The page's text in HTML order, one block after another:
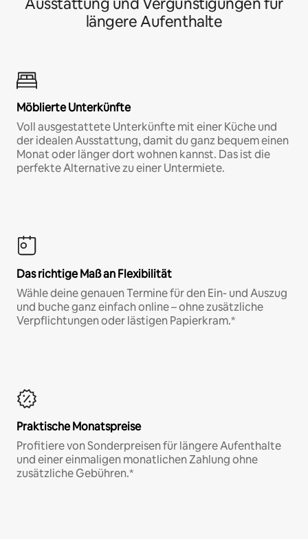
längere Aufenthalte
Möblierte Unterkünfte
Voll ausgestattete Unterkünfte mit einer Küche und
der idealen Ausstattung, damit du ganz bequem einen
Monat oder länger dort wohnen kannst. Das ist die
perfekte Alternative zu einer Untermiete.
Das richtige Maß an Flexibilität
Wähle deine genauen Termine für den Ein- und Auszug
und buche ganz einfach online – ohne zusätzliche
Verpflichtungen oder lästigen Papierkram.*
Praktische Monatspreise
Profitiere von Sonderpreisen für längere Aufenthalte
und einer einmaligen monatlichen Zahlung ohne
zusätzliche Gebühren.*